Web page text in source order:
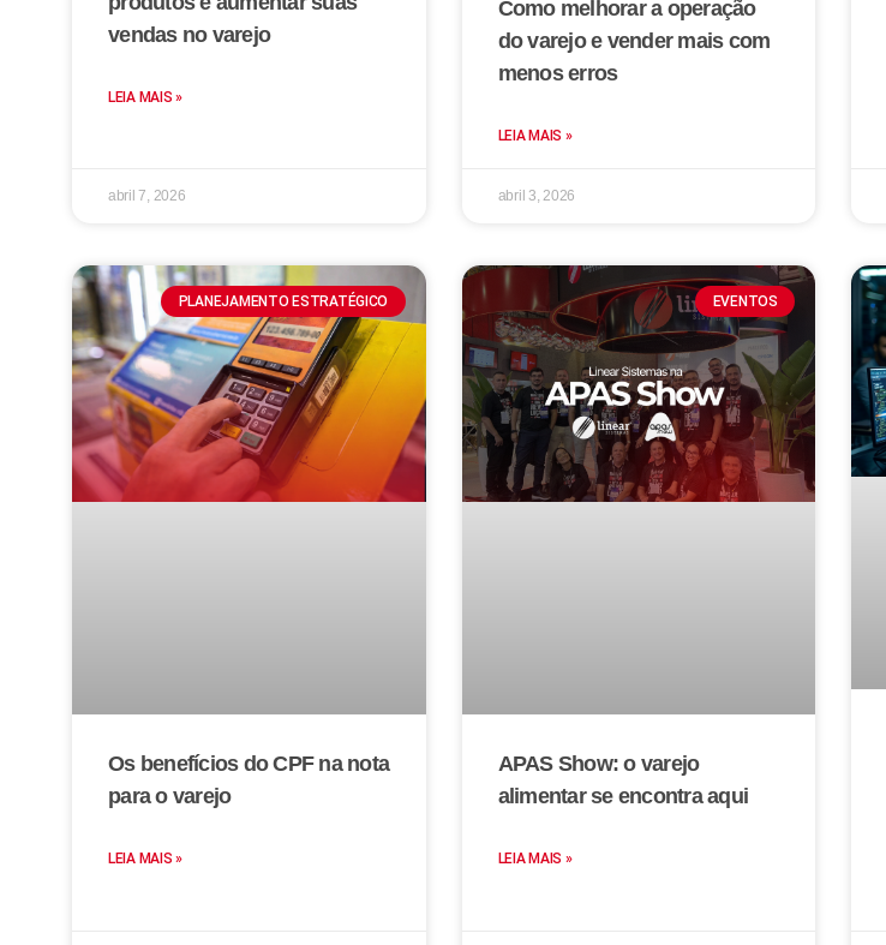
vendas no varejo
LEIA MAIS »
abril 7, 2026
Como melhorar a operação
do varejo e vender mais com
menos erros
LEIA MAIS »
abril 3, 2026
PLANEJAMENTO ESTRATÉGICO
Os benefícios do CPF na nota
para o varejo
LEIA MAIS »
EVENTOS
APAS Show: o varejo
alimentar se encontra aqui
LEIA MAIS »